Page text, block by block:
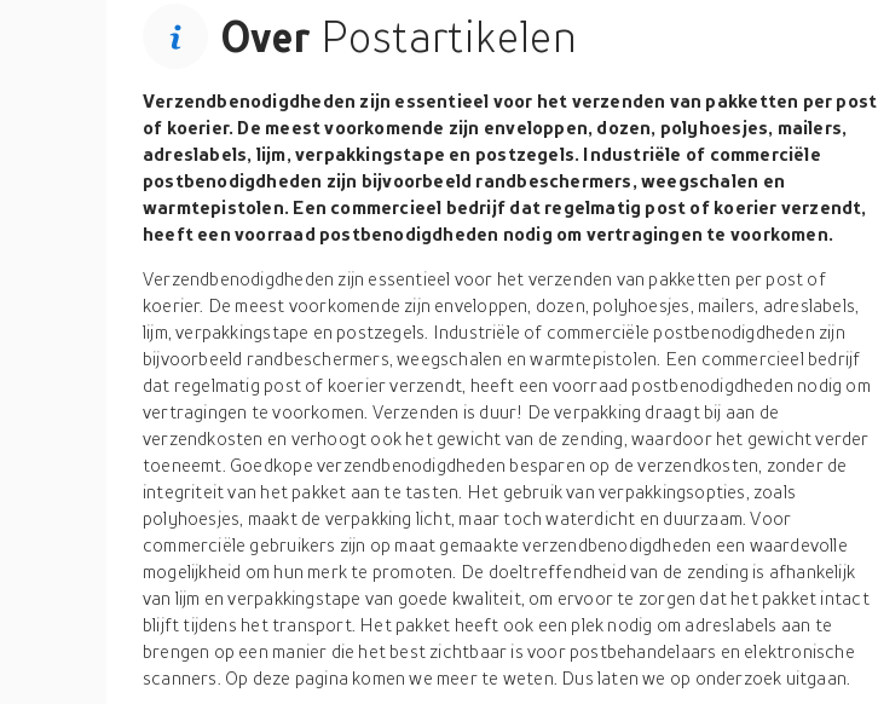
Over Postartikelen
Verzendbenodigdheden zijn essentieel voor het verzenden van pakketten per post
of koerier. De meest voorkomende zijn enveloppen, dozen, polyhoesjes, mailers,
adreslabels, lijm, verpakkingstape en postzegels. Industriële of commerciële
postbenodigdheden zijn bijvoorbeeld randbeschermers, weegschalen en
warmtepistolen. Een commercieel bedrijf dat regelmatig post of koerier verzendt,
heeft een voorraad postbenodigdheden nodig om vertragingen te voorkomen.
Verzendbenodigdheden zijn essentieel voor het verzenden van pakketten per post of
koerier. De meest voorkomende zijn enveloppen, dozen, polyhoesjes, mailers, adreslabels,
lijm, verpakkingstape en postzegels. Industriële of commerciële postbenodigdheden zijn
bijvoorbeeld randbeschermers, weegschalen en warmtepistolen. Een commercieel bedrijf
dat regelmatig post of koerier verzendt, heeft een voorraad postbenodigdheden nodig om
vertragingen te voorkomen. Verzenden is duur! De verpakking draagt bij aan de
verzendkosten en verhoogt ook het gewicht van de zending, waardoor het gewicht verder
toeneemt. Goedkope verzendbenodigdheden besparen op de verzendkosten, zonder de
integriteit van het pakket aan te tasten. Het gebruik van verpakkingsopties, zoals
polyhoesjes, maakt de verpakking licht, maar toch waterdicht en duurzaam. Voor
commerciële gebruikers zijn op maat gemaakte verzendbenodigdheden een waardevolle
mogelijkheid om hun merk te promoten. De doeltreffendheid van de zending is afhankelijk
van lijm en verpakkingstape van goede kwaliteit, om ervoor te zorgen dat het pakket intact
blijft tijdens het transport. Het pakket heeft ook een plek nodig om adreslabels aan te
brengen op een manier die het best zichtbaar is voor postbehandelaars en elektronische
scanners. Op deze pagina komen we meer te weten. Dus laten we op onderzoek uitgaan.